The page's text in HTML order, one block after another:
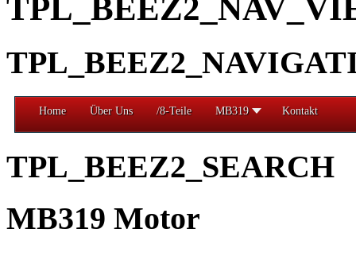
Home Über Uns /8-Teile MB319 Kontakt
TPL_BEEZ2_SEARCH
MB319 Motor